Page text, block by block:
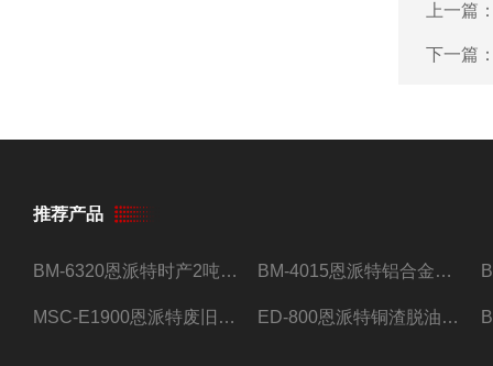
上一篇
下一篇
推荐产品
BM-6320恩派特时产2吨合金钢屑压饼机 BM-4015恩派特铝合金屑压饼机 脱油效果好
MSC-E1900恩派特废旧锂电池极片破碎处理设备 ED-800恩派特铜渣脱油机废铜屑铝屑甩油机